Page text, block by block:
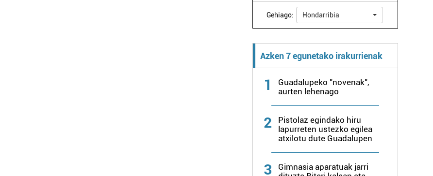
Gehiago: Hondarribia
Azken 7 egunetako irakurrienak
1
Guadalupeko "novenak",
aurten lehenago
2
Pistolaz egindako hiru
lapurreten ustezko egilea
atxilotu dute Guadalupen
3
Gimnasia aparatuak jarri